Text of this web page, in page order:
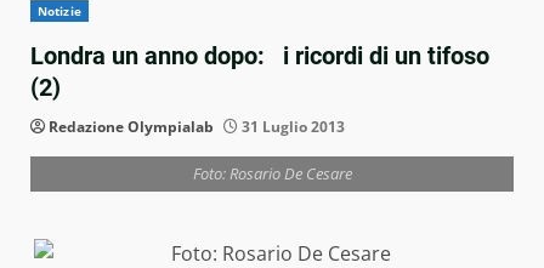
Notizie
Londra un anno dopo: i ricordi di un tifoso
(2)
Redazione Olympialab 31 Luglio 2013
Foto: Rosario De Cesare